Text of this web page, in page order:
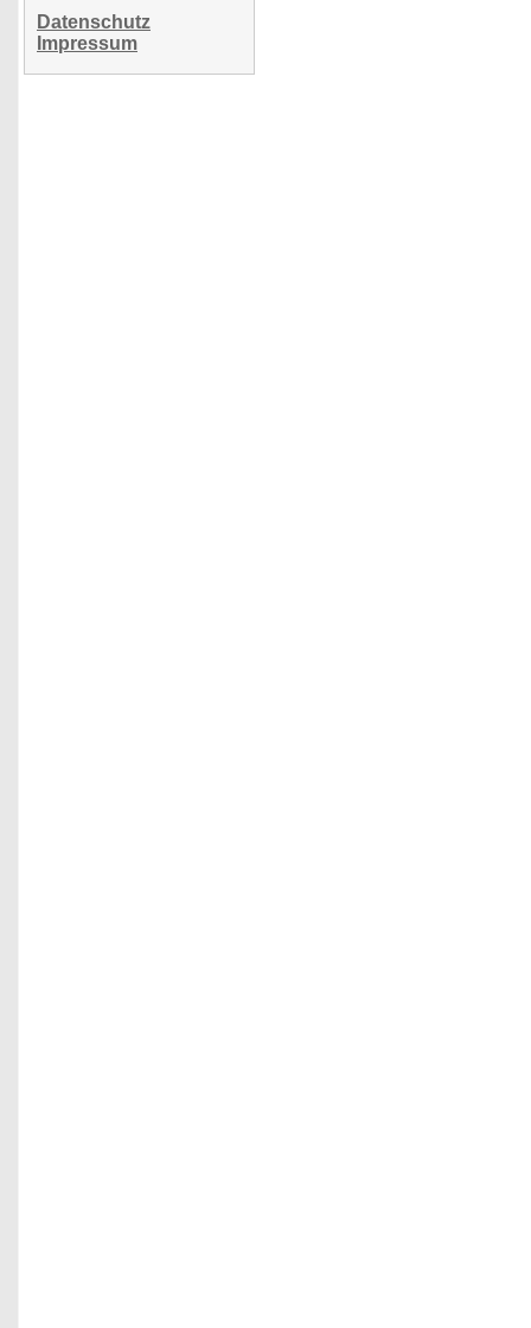
Datenschutz
Impressum